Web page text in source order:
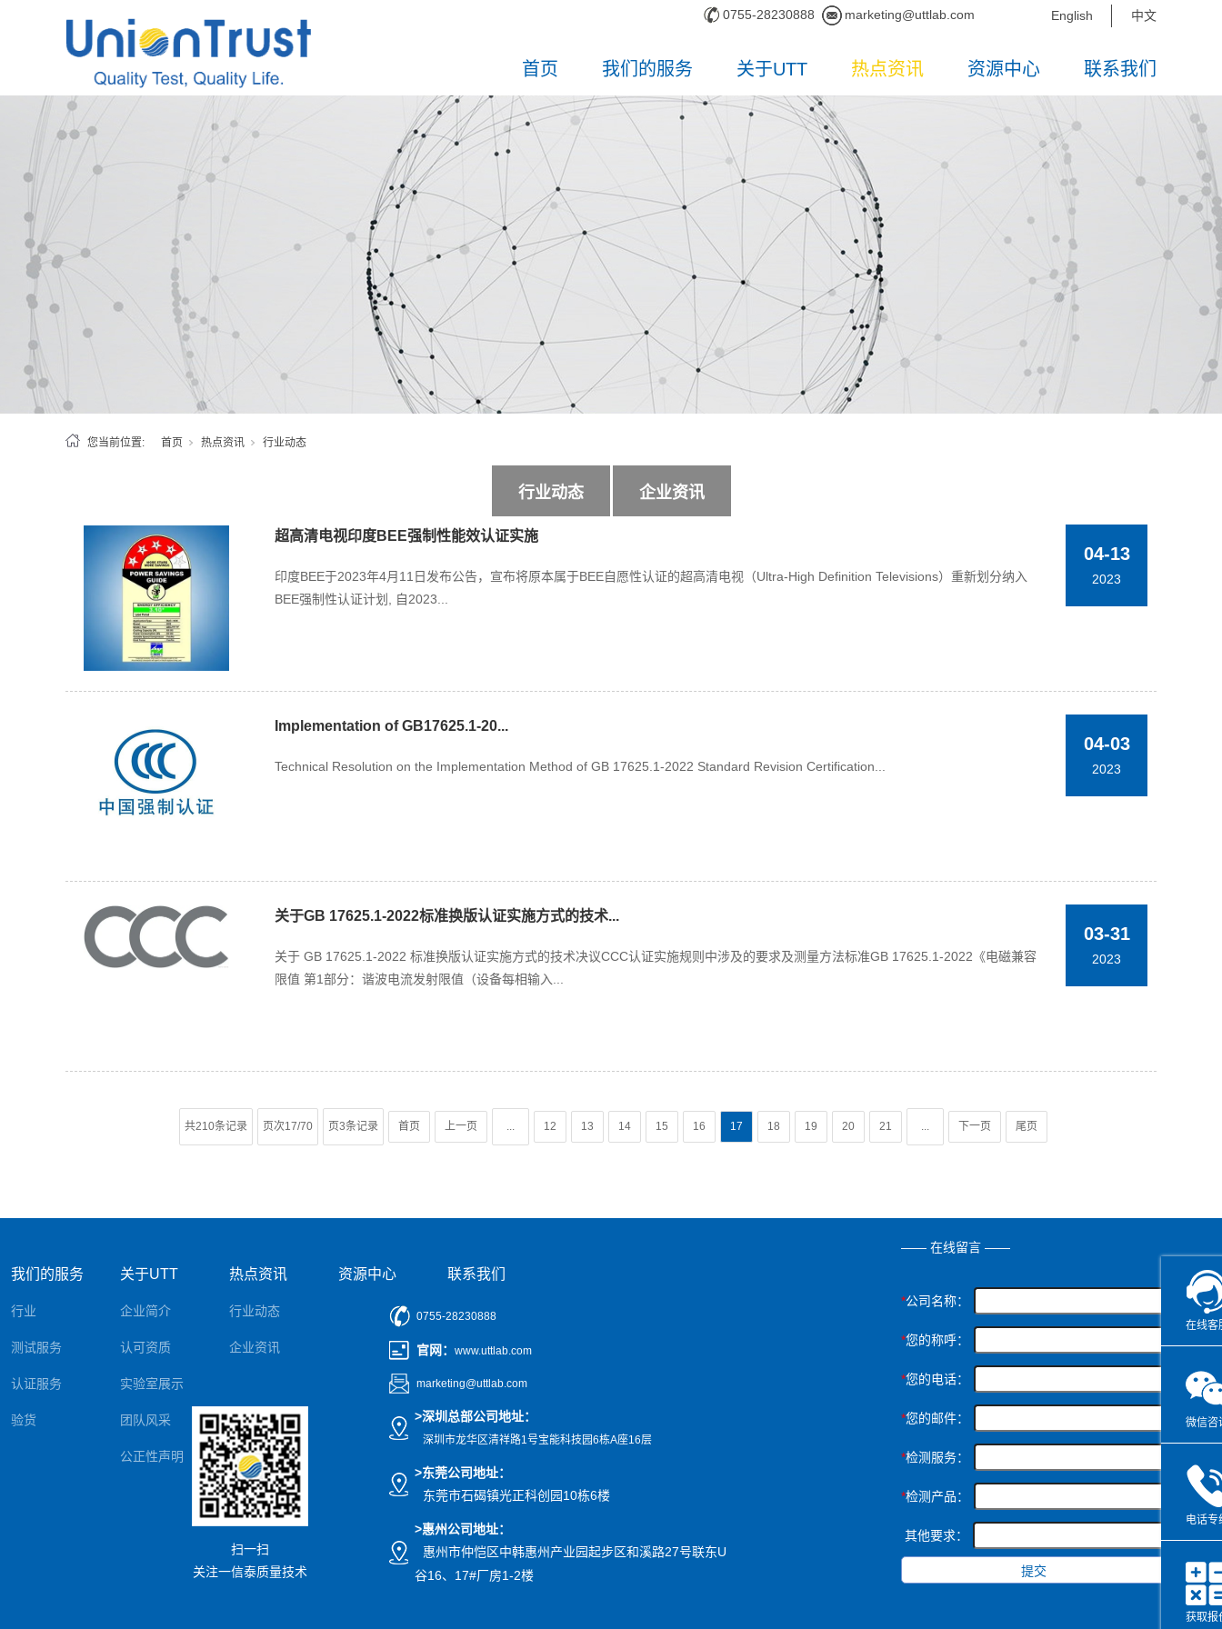
0755-28230888 marketing@uttlab.com English 中文
首页 我们的服务 关于UTT 热点资讯 资源中心 联系我们
您当前位置: 首页 热点资讯 行业动态
行业动态 企业资讯
超高清电视印度BEE强制性能效认证实施
印度BEE于2023年4月11日发布公告，宣布将原本属于BEE自愿性认证的超高清电视（Ultra-High Definition Televisions）重新划分纳入
BEE强制性认证计划, 自2023...
04-13
2023
Implementation of GB17625.1-20...
Technical Resolution on the Implementation Method of GB 17625.1-2022 Standard Revision Certification...
04-03
2023
关于GB 17625.1-2022标准换版认证实施方式的技术...
关于 GB 17625.1-2022 标准换版认证实施方式的技术决议CCC认证实施规则中涉及的要求及测量方法标准GB 17625.1-2022《电磁兼容
限值 第1部分：谐波电流发射限值（设备每相输入...
03-31
2023
共210条记录 页次17/70 页3条记录 首页 上一页 ... 12 13 14 15 16 17 18 19 20 21 ... 下一页 尾页
我们的服务
行业
测试服务
认证服务
验货
关于UTT
企业简介
认可资质
实验室展示
团队风采
公正性声明
热点资讯
行业动态
企业资讯
资源中心 联系我们
0755-28230888
官网 ： www.uttlab.com
marketing@uttlab.com
>深圳总部公司地址：
深圳市龙华区清祥路1号宝能科技园6栋A座16层
>东莞公司地址：
东莞市石碣镇光正科创园10栋6楼
>惠州公司地址：
惠州市仲恺区中韩惠州产业园起步区和溪路27号联东U
谷16、17#厂房1-2楼
扫一扫
关注一信泰质量技术
—— 在线留言 ——
*公司名称：
*您的称呼：
*您的电话：
*您的邮件：
*检测服务：
*检测产品：
其他要求：
在线客
微信咨
电话专
获取报